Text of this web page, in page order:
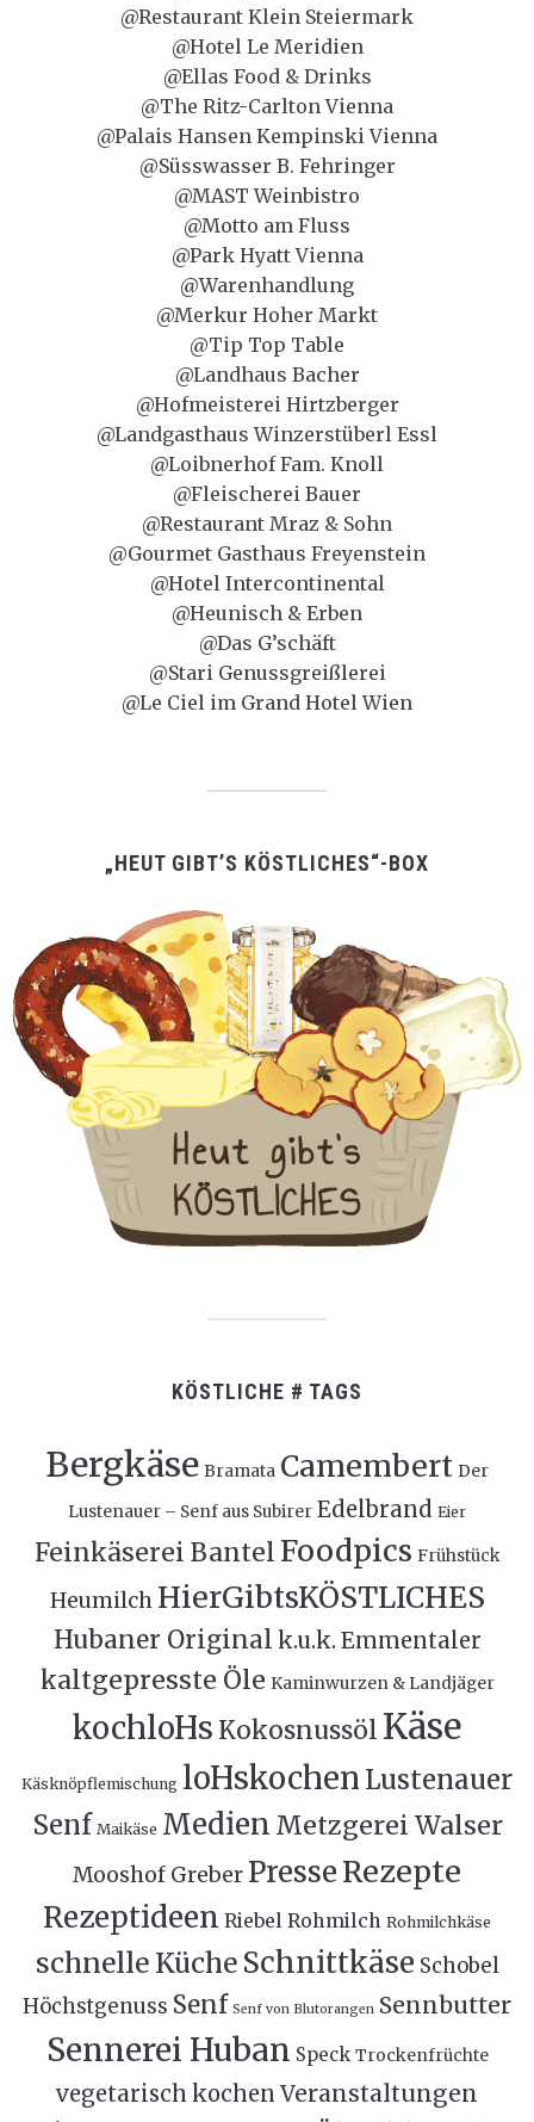
@Restaurant Klein Steiermark
@Hotel Le Meridien
@Ellas Food & Drinks
@The Ritz-Carlton Vienna
@Palais Hansen Kempinski Vienna
@Süsswasser B. Fehringer
@MAST Weinbistro
@Motto am Fluss
@Park Hyatt Vienna
@Warenhandlung
@Merkur Hoher Markt
@Tip Top Table
@Landhaus Bacher
@Hofmeisterei Hirtzberger
@Landgasthaus Winzerstüberl Essl
@Loibnerhof Fam. Knoll
@Fleischerei Bauer
@Restaurant Mraz & Sohn
@Gourmet Gasthaus Freyenstein
@Hotel Intercontinental
@Heunisch & Erben
@Das G’schäft
@Stari Genussgreißlerei
@Le Ciel im Grand Hotel Wien
„HEUT GIBT’S KÖSTLICHES“-BOX
KÖSTLICHE # TAGS
Bergkäse Bramata Camembert Der
Lustenauer – Senf aus Subirer Edelbrand Eier
Feinkäserei BantelFoodpics Frühstück
Heumilch HierGibtsKÖSTLICHES
Hubaner Original k.u.k. Emmentaler
kaltgepresste Öle Kaminwurzen & Landjäger
kochloHs Kokosnussöl Käse
Käsknöpflemischung loHskochen Lustenauer
Senf Maikäse Medien Metzgerei Walser
Mooshof Greber PresseRezepte
Rezeptideen Riebel Rohmilch Rohmilchkäse
schnelle Küche Schnittkäse Schobel
Höchstgenuss Senf Senf von Blutorangen Sennbutter
Sennerei Huban Speck Trockenfrüchte
vegetarisch kochen Veranstaltungen